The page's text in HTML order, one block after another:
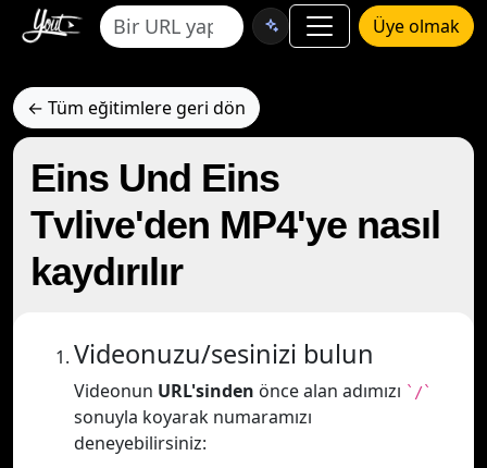
Üye olmak
← Tüm eğitimlere geri dön
Eins Und Eins
Tvlive'den MP4'ye nasıl
kaydırılır
Videonuzu/sesinizi bulun
Videonun URL'sinden önce alan adımızı `/`
sonuyla koyarak numaramızı
deneyebilirsiniz: